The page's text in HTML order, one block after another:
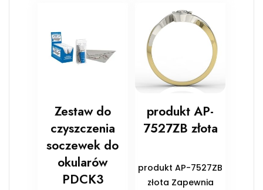
Zestaw do
czyszczenia
soczewek do
okularów
PDCK3
produkt AP-
7527ZB złota
produkt AP-7527ZB
złota Zapewnia